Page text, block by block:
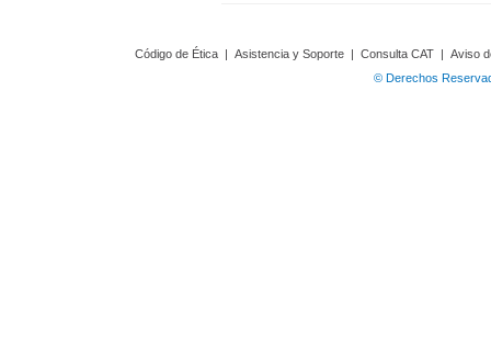
Código de Ética | Asistencia y Soporte | Consulta CAT | Aviso
© Derechos